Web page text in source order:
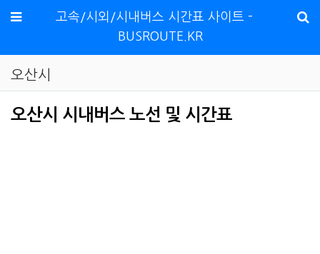
메뉴
고속/시외/시내버스 시간표 사이트 -
BUSROUTE.KR
오산시
오산시 시내버스 노선 및 시간표